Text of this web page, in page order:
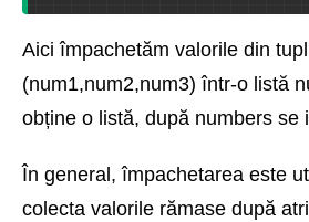
Aici împachetăm valorile din
(num1,num2,num3) într-o listă
obține o listă, după numbers se
În general, împachetarea este
colecta valorile rămase după